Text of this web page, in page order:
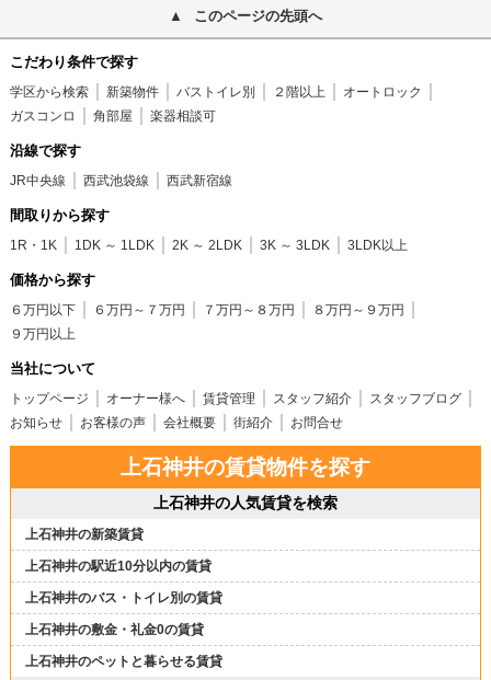
このページの先頭へ
こだわり条件で探す
学区から検索 新築物件 バストイレ別 ２階以上
オートロック
ガスコンロ
角部屋 楽器相談可
沿線で探す
JR中央線 西武池袋線 西武新宿線
間取りから探す
1R・1K 1DK ～ 1LDK 2K ～ 2LDK 3K ～ 3LDK 3LDK以上
価格から探す
６万円以下 ６万円～７万円 ７万円～８万円
８万円～９万円
９万円以上
当社について
トップページ オーナー様へ 賃貸管理 スタッフ紹介
スタッフブログ
お知らせ
お客様の声 会社概要 街紹介 お問合せ
上石神井の賃貸物件を探す
上石神井の人気賃貸を検索
上石神井の新築賃貸
上石神井の駅近10分以内の賃貸
上石神井のバス・トイレ別の賃貸
上石神井の敷金・礼金0の賃貸
上石神井のペットと暮らせる賃貸